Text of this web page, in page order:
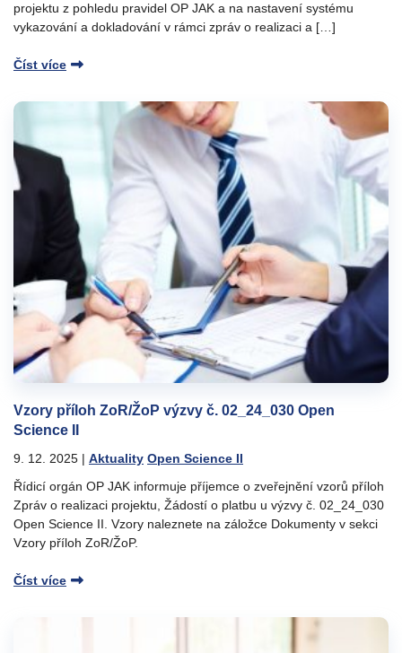
projektu z pohledu pravidel OP JAK a na nastavení systému
vykazování a dokladování v rámci zpráv o realizaci a […]
Číst více
Vzory příloh ZoR/ŽoP výzvy č. 02_24_030 Open
Science II
9. 12. 2025 | Aktuality Open Science II
Řídicí orgán OP JAK informuje příjemce o zveřejnění vzorů příloh
Zpráv o realizaci projektu, Žádostí o platbu u výzvy č. 02_24_030
Open Science II. Vzory naleznete na záložce Dokumenty v sekci
Vzory příloh ZoR/ŽoP.
Číst více